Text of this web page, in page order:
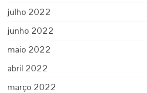
julho 2022
junho 2022
maio 2022
abril 2022
março 2022